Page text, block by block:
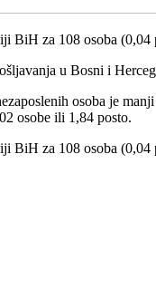
BiH za 108 osoba
u Bosni i
osoba je
osobe ili 1,84 posto.
BiH za 108 osoba